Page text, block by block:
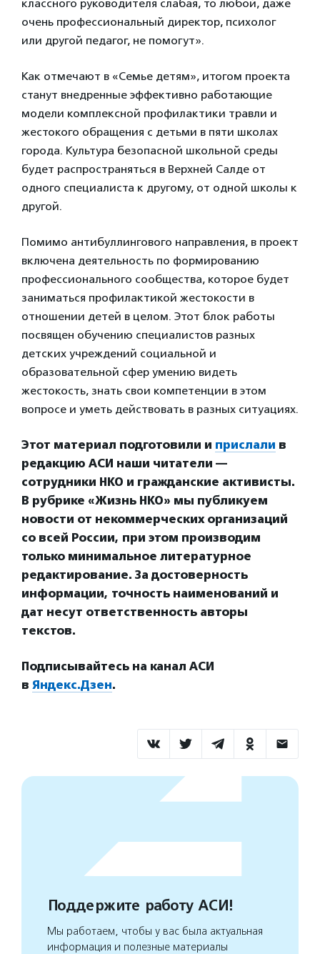
классного руководителя слабая, то любой, даже
очень профессиональный директор, психолог
или другой педагог, не помогут».
Как отмечают в «Семье детям», итогом проекта
станут внедренные эффективно работающие
модели комплексной профилактики травли и
жестокого обращения с детьми в пяти школах
города. Культура безопасной школьной среды
будет распространяться в Верхней Салде от
одного специалиста к другому, от одной школы к
другой.
Помимо антибуллингового направления, в проект
включена деятельность по формированию
профессионального сообщества, которое будет
заниматься профилактикой жестокости в
отношении детей в целом. Этот блок работы
посвящен обучению специалистов разных
детских учреждений социальной и
образовательной сфер умению видеть
жестокость, знать свои компетенции в этом
вопросе и уметь действовать в разных ситуациях.
Этот материал подготовили и прислали в
редакцию АСИ наши читатели —
сотрудники НКО и гражданские активисты.
В рубрике «Жизнь НКО» мы публикуем
новости от некоммерческих организаций
со всей России, при этом производим
только минимальное литературное
редактирование. За достоверность
информации, точность наименований и
дат несут ответственность авторы
текстов.
Подписывайтесь на канал АСИ
в Яндекс.Дзен.
Поддержите работу АСИ!
Мы работаем, чтобы у вас была актуальная
информация и полезные материалы